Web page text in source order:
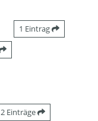
1 Eintrag
2 Einträge